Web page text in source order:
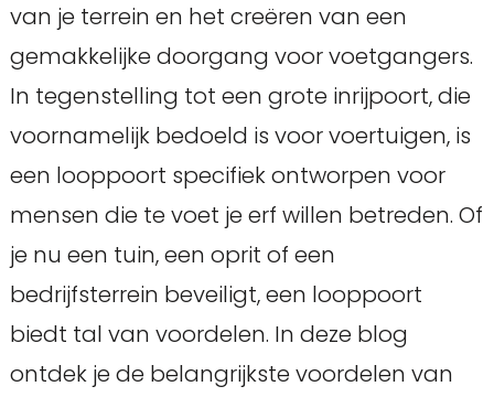
van je terrein en het creëren van een
gemakkelijke doorgang voor voetgangers.
In tegenstelling tot een grote inrijpoort, die
voornamelijk bedoeld is voor voertuigen, is
een looppoort specifiek ontworpen voor
mensen die te voet je erf willen betreden. Of
je nu een tuin, een oprit of een
bedrijfsterrein beveiligt, een looppoort
biedt tal van voordelen. In deze blog
ontdek je de belangrijkste voordelen van